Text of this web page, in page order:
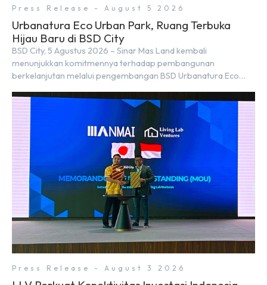
Press Release - August 5 2026
Urbanatura Eco Urban Park, Ruang Terbuka
Hijau Baru di BSD City
BSD City, 5 Agustus 2026 – Sinar Mas Land kembali
menunjukkan komitmennya terhadap pembangunan
berkelanjutan melalui pengembangan BSD Urbanatura Eco
jalur sungai sepanjang 1,5 km yang dikelilingi lanskap tropis
Pathway. Transformasi ini merupakan bagian dari upaya
perusahaan untuk […]
Press Release - August 3 2026